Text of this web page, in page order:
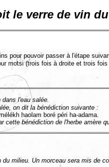
le verre de vin
pour pouvoir passer à l'étape
motsi (trois fois à droite et trois
dans l'eau salée.
on dit la bénédiction suivante :
haolam boré péri ha-adama.
cette bénédiction de l'herbe amère
milieu. Un morceau sera mis de